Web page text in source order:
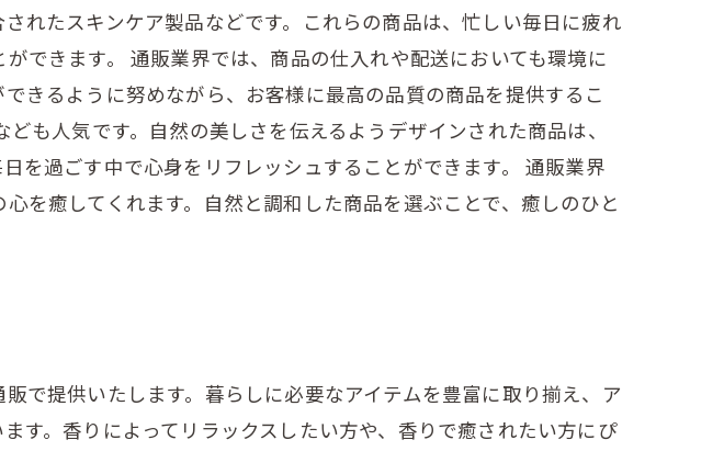
れたスキンケア製品などです。これらの商品は、忙しい毎日に疲れ
できます。 通販業界では、商品の仕入れや配送においても環境に
きるように努めながら、お客様に最高の品質の商品を提供するこ
も人気です。自然の美しさを伝えるようデザインされた商品は、
を過ごす中で心身をリフレッシュすることができます。 通販業界
を癒してくれます。自然と調和した商品を選ぶことで、癒しのひと
で提供いたします。暮らしに必要なアイテムを豊富に取り揃え、ア
す。香りによってリラックスしたい方や、香りで癒されたい方にぴ